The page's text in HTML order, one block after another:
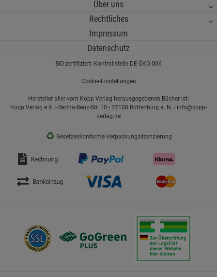
Über uns
Rechtliches
Impressum
Datenschutz
BIO-zertifiziert: Kontrollstelle DE-ÖKO-006
Cookie-Einstellungen
Hersteller aller vom Kopp Verlag herausgegebenen Bücher ist:
Kopp Verlag e.K. - Bertha-Benz-Str. 10 - 72108 Rottenburg a. N. - info@kopp-
verlag.de
♻ Gesetzeskonforme Verpackungslizenzierung